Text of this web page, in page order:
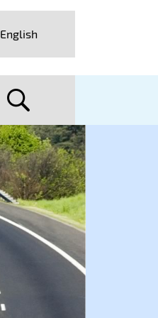
English